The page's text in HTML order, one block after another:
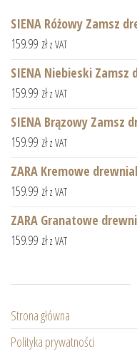
SIENA Różowy Zamsz
159.99 zł z VAT
SIENA Niebieski
159.99 zł z VAT
SIENA Brązowy Zamsz
159.99 zł z VAT
ZARA Kremowe
159.99 zł z VAT
ZARA Granatowe
159.99 zł z VAT
Strona główna
Polityka prywatności